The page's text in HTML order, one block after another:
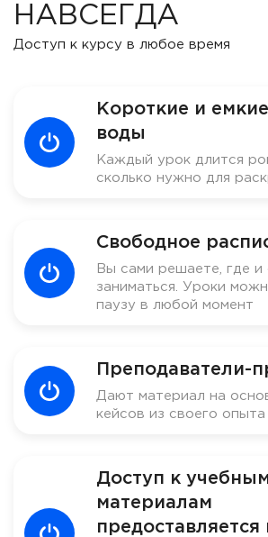
НАВСЕГДА
Доступ к курсу в любое время
Короткие и
воды
Каждый урок длится
сколько нужно для
Свободное
Вы сами решаете, где и
заниматься. Уроки
паузу в любой момент
Преподаватели-
Дают материал на
кейсов из своего опыта
Доступ к
материалам
предоставляется